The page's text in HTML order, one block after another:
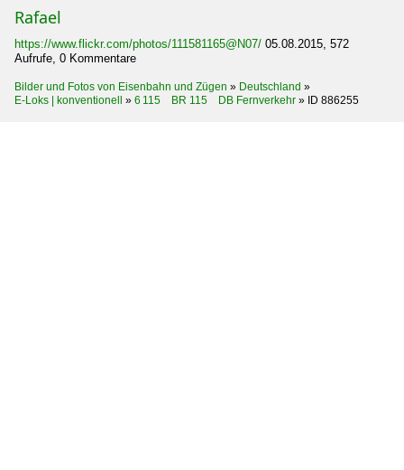
Rafael
https://www.flickr.com/photos/111581165@N07/ 05.08.2015, 572
Aufrufe, 0 Kommentare
Bilder und Fotos von Eisenbahn und Zügen » Deutschland »
E-Loks | konventionell
» 6 115 BR 115 DB Fernverkehr » ID 886255